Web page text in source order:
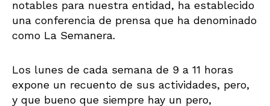
notables para nuestra entidad, ha establecido
una conferencia de prensa que ha denominado
como La Semanera.
Los lunes de cada semana de 9 a 11 horas
expone un recuento de sus actividades, pero,
y que bueno que siempre hay un pero,